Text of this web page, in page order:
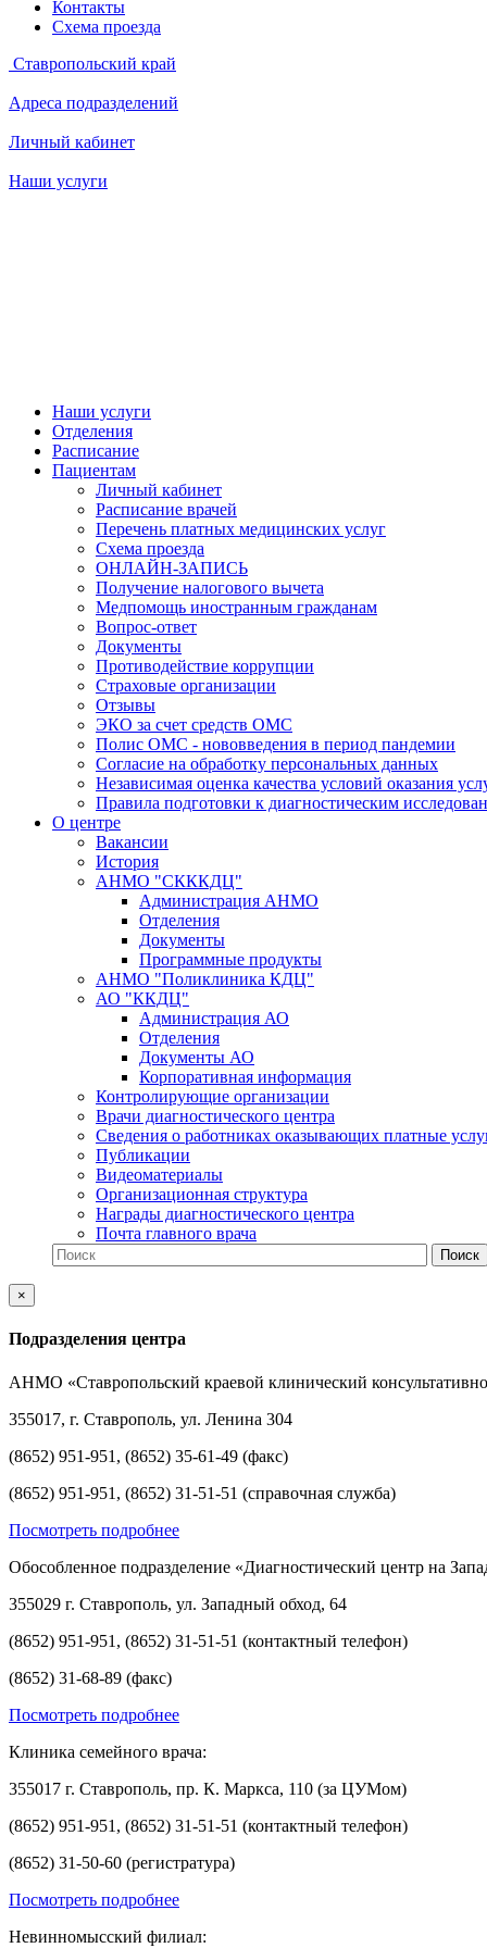
Контакты
Схема проезда
Ставропольский край
Адреса подразделений
Личный кабинет
Наши услуги
Наши услуги
Отделения
Расписание
Пациентам
Личный кабинет
Расписание врачей
Перечень платных медицинских услуг
Схема проезда
ОНЛАЙН-ЗАПИСЬ
Получение налогового вычета
Медпомощь иностранным гражданам
Вопрос-ответ
Документы
Противодействие коррупции
Страховые организации
Отзывы
ЭКО за счет средств ОМС
Полис ОМС - нововведения в период пандемии
Согласие на обработку персональных данных
Независимая оценка качества условий оказания
Правила подготовки к диагностическим
О центре
Вакансии
История
АНМО "СКККДЦ"
Администрация АНМО
Отделения
Документы
Программные продукты
АНМО "Поликлиника КДЦ"
АО "ККДЦ"
Администрация АО
Отделения
Документы АО
Корпоративная информация
Контролирующие организации
Врачи диагностического центра
Сведения о работниках оказывающих платные
Публикации
Видеоматериалы
Организационная структура
Награды диагностического центра
Почта главного врача
×
Подразделения центра
АНМО «Ставропольский краевой клинический
355017, г. Ставрополь, ул. Ленина 304
(8652) 951-951, (8652) 35-61-49 (факс)
(8652) 951-951, (8652) 31-51-51 (справочная служба)
Посмотреть подробнее
Обособленное подразделение «Диагностический центр на
355029 г. Ставрополь, ул. Западный обход, 64
(8652) 951-951, (8652) 31-51-51 (контактный телефон)
(8652) 31-68-89 (факс)
Посмотреть подробнее
Клиника семейного врача:
355017 г. Ставрополь, пр. К. Маркса, 110 (за ЦУМом)
(8652) 951-951, (8652) 31-51-51 (контактный телефон)
(8652) 31-50-60 (регистратура)
Посмотреть подробнее
Невинномысский филиал: